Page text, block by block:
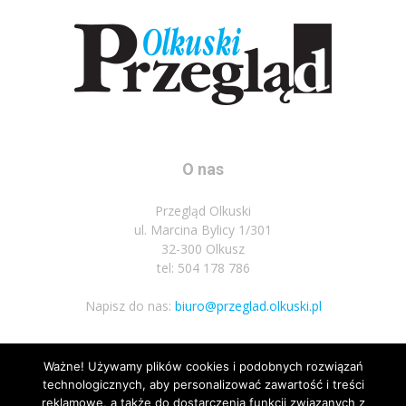
O nas
Przegląd Olkuski
ul. Marcina Bylicy 1/301
32-300 Olkusz
tel: 504 178 786
Napisz do nas: biuro@przeglad.olkuski.pl
Podążaj za nami
Ważne! Używamy plików cookies i podobnych rozwiązań
technologicznych, aby personalizować zawartość i treści
reklamowe, a także do dostarczenia funkcji związanych z